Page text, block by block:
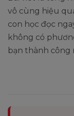
vô cùng hiệu
con học đọc
không có
bạn thành công